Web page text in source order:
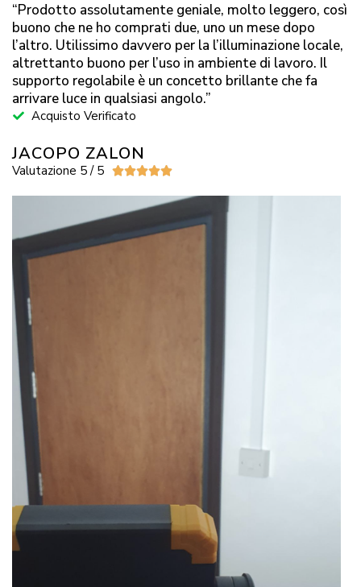
“Prodotto assolutamente geniale, molto leggero, così
buono che ne ho comprati due, uno un mese dopo
l’altro. Utilissimo davvero per la l’illuminazione locale,
altrettanto buono per l’uso in ambiente di lavoro. Il
supporto regolabile è un concetto brillante che fa
arrivare luce in qualsiasi angolo.”
Acquisto Verificato
JACOPO ZALON
Valutazione 5 / 5 